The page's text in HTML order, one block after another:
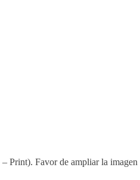
Print). Favor de ampliar la imagen